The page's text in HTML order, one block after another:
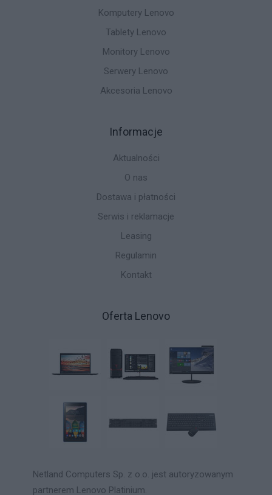
Komputery Lenovo
Tablety Lenovo
Monitory Lenovo
Serwery Lenovo
Akcesoria Lenovo
Informacje
Aktualności
O nas
Dostawa i płatności
Serwis i reklamacje
Leasing
Regulamin
Kontakt
Oferta Lenovo
Netland Computers Sp. z o.o. jest autoryzowanym
partnerem Lenovo Platinium.